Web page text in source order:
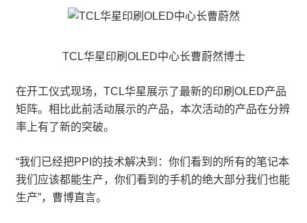
TCL华星印刷OLED中心长曹蔚然博士
在开工仪式现场，TCL华星展示了最新的印刷OLED产品
矩阵。相比此前活动展示的产品，本次活动的产品在分辨
率上有了新的突破。
“我们已经把PPI的技术解决到：你们看到的所有的笔记本
我们应该都能生产，你们看到的手机的绝大部分我们也能
生产”，曹博直言。